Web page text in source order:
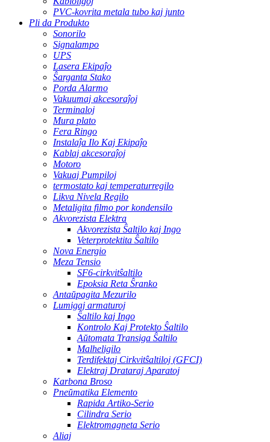
PVC-kovrita metala tubo kaj junto
Pli da Produkto
Sonorilo
Signalampo
UPS
Lasera Ekipaĵo
Ŝarganta Stako
Porda Alarmo
Vakuumaj akcesoraĵoj
Terminaloj
Mura plato
Fera Ringo
Instalaĵa Ilo Kaj Ekipaĵo
Kablaj akcesoraĵoj
Motoro
Vakuaj Pumpiloj
termostato kaj temperaturregilo
Likva Nivela Regilo
Metaligita filmo por kondensilo
Akvorezista Elektra
Akvorezista Ŝaltilo kaj Ingo
Veterprotektita Ŝaltilo
Nova Energio
Meza Tensio
SF6-cirkvitŝaltilo
Epoksia Reta Ŝranko
Antaŭpagita Mezurilo
Lumigaj armaturoj
Ŝaltilo kaj Ingo
Kontrolo Kaj Protekto Ŝaltilo
Aŭtomata Transiga Ŝaltilo
Malheligilo
Terdifektaj Cirkvitŝaltiloj (GFCI)
Elektraj Drataraj Aparatoj
Karbona Broso
Pneŭmatika Elemento
Rapida Artiko-Serio
Cilindra Serio
Elektromagneta Serio
Aliaj